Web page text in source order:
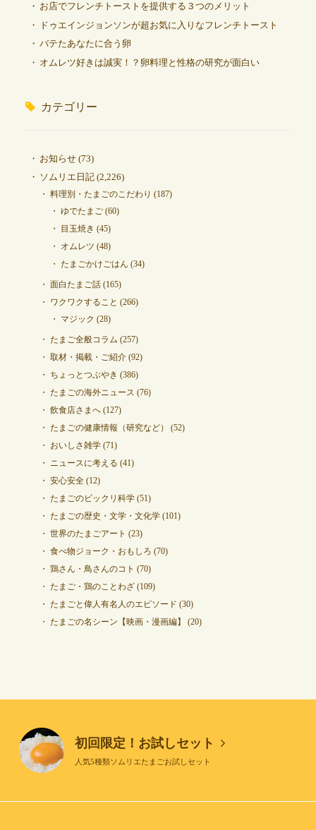
お店でフレンチトーストを提供する３つのメリット
ドゥエインジョンソンが超お気に入りなフレンチトースト
バテたあなたに合う卵
オムレツ好きは誠実！？卵料理と性格の研究が面白い
カテゴリー
お知らせ(73)
ソムリエ日記(2,226)
料理別・たまごのこだわり (187)
ゆでたまご(60)
目玉焼き (45)
オムレツ (48)
たまごかけごはん (34)
面白たまご話(165)
ワクワクすること (266)
マジック (28)
たまご全般コラム (257)
取材・掲載・ご紹介(92)
ちょっとつぶやき (386)
たまごの海外ニュース (76)
飲食店さまへ(127)
たまごの健康情報（研究など）
(52)
おいしさ雑学(71)
ニュースに考える (41)
安心安全(12)
たまごのビックリ科学(51)
たまごの歴史・文学・文化学(101)
世界のたまごアート (23)
食べ物ジョーク・おもしろ (70)
鶏さん・鳥さんのコト (70)
たまご・鶏のことわざ(109)
たまごと偉人有名人のエピソード (30)
たまごの名シーン【映画・漫画編】
(20)
初回限定！お試しセット
人気5種類ソムリエたまごお試しセット